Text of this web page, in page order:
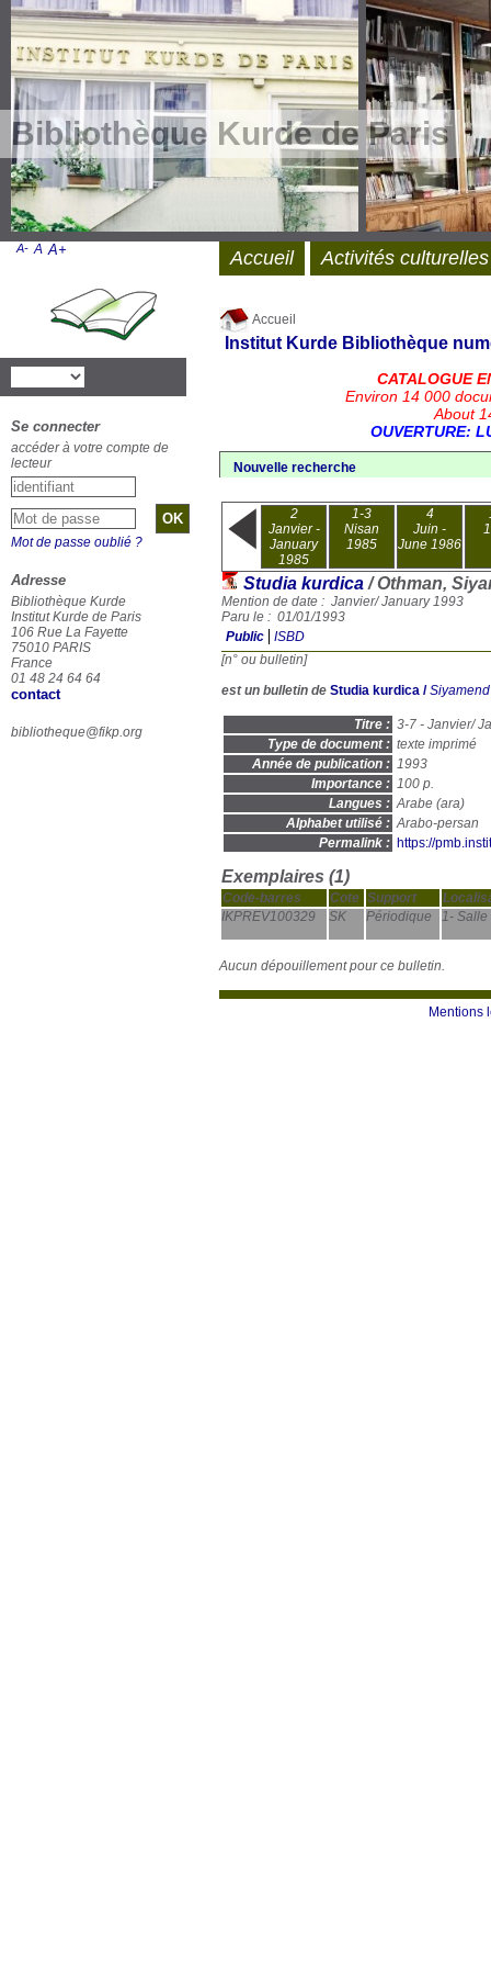
Bibliothèque Kurde de Paris
Accueil
Institut Kurde Bibliothèque
CATALOGUE
Environ 14 000
About
OUVERTURE:
Nouvelle recherche
2
Janvier -
January
1985
1-3
Nisan
1985
4
Juin -
June 1986
Studia kurdica / Othman,
Mention de date : Janvier/ January 1993
Paru le : 01/01/1993
Public
ISBD
[n° ou bulletin]
est un bulletin de Studia kurdica /
Titre : 3-7 - Janvier/
Type de document : texte imprimé
Année de publication : 1993
Importance : 100 p.
Langues : Arabe (ara)
Alphabet utilisé : Arabo-persan
Permalink : https://
Exemplaires (1)
Code-barres Cote Support
IKPREV100329
SK Périodique 1- Salle
Aucun dépouillement pour ce bulletin.
Mentions
Accueil Activités culturelles
A- A A+
Se connecter
accéder à votre compte de
lecteur
Mot de passe oublié ?
Adresse
Bibliothèque Kurde
Institut Kurde de Paris
106 Rue La Fayette
75010 PARIS
France
01 48 24 64 64
contact
bibliotheque@fikp.org